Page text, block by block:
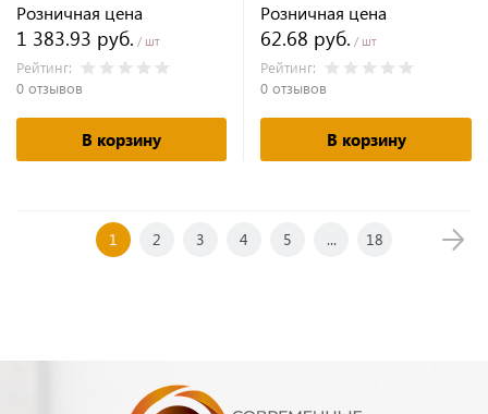
Розничная цена
1 383.93 руб. / шт
Рейтинг:
0 отзывов
В корзину
Розничная цена
62.68 руб. / шт
Рейтинг:
0 отзывов
В корзину
1 2 3 4 5 ... 18